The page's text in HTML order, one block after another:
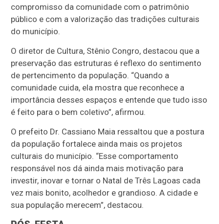
compromisso da comunidade com o patrimônio
público e com a valorização das tradições culturais
do município.
O diretor de Cultura, Stênio Congro, destacou que a
preservação das estruturas é reflexo do sentimento
de pertencimento da população. “Quando a
comunidade cuida, ela mostra que reconhece a
importância desses espaços e entende que tudo isso
é feito para o bem coletivo”, afirmou.
O prefeito Dr. Cassiano Maia ressaltou que a postura
da população fortalece ainda mais os projetos
culturais do município. “Esse comportamento
responsável nos dá ainda mais motivação para
investir, inovar e tornar o Natal de Três Lagoas cada
vez mais bonito, acolhedor e grandioso. A cidade e
sua população merecem”, destacou.